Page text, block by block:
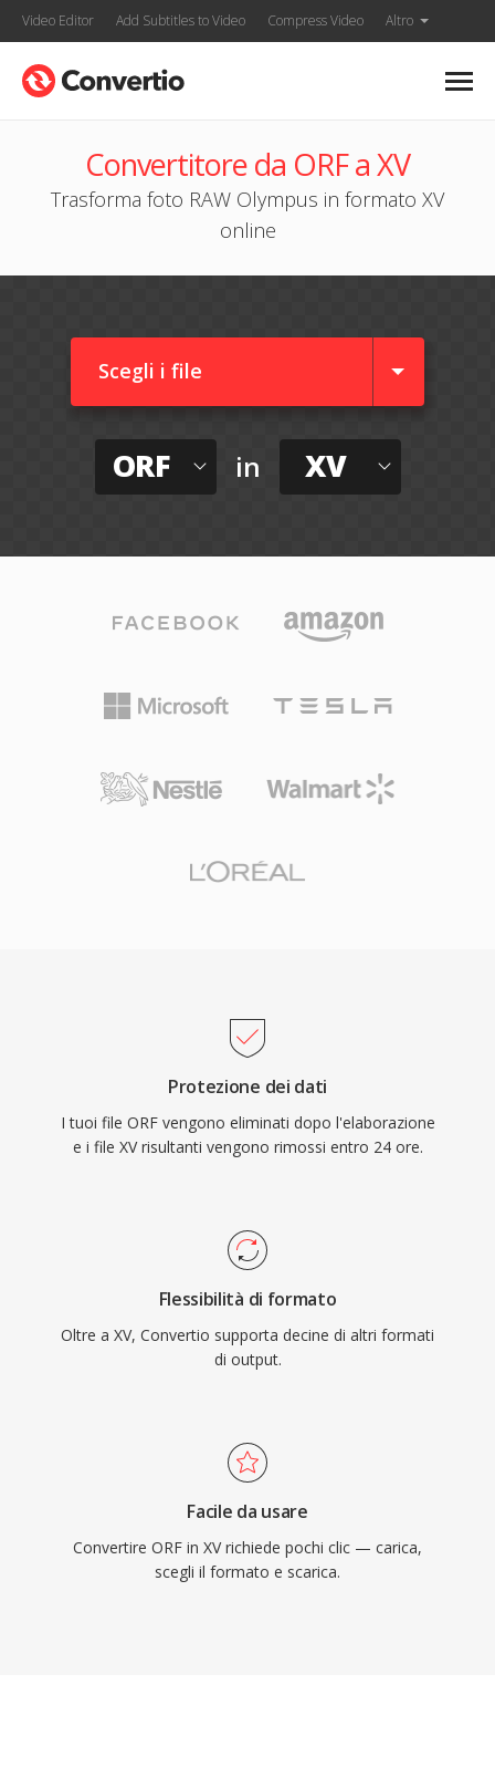
Video Editor Add Subtitles to Video Compress Video Altro
Convertitore da ORF a XV
Trasforma foto RAW Olympus in formato XV
online
Scegli i file
ORF in XV
Protezione dei dati
I tuoi file ORF vengono eliminati dopo l'elaborazione
e i file XV risultanti vengono rimossi entro 24 ore.
Flessibilità di formato
Oltre a XV, Convertio supporta decine di altri formati
di output.
Facile da usare
Convertire ORF in XV richiede pochi clic — carica,
scegli il formato e scarica.